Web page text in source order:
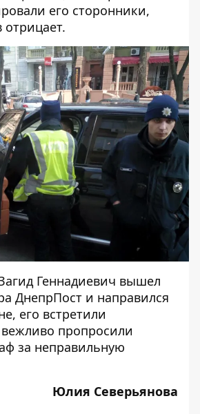
его сторонники,
отрицает.
Геннадиевич вышел
ДнепрПост и направился
его встретили
пропросили
за неправильную
Юлия Северьянова